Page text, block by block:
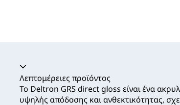
Ακορντεόν καταρρεύσει
Λεπτομέρειες προϊόντος
Το Deltron GRS direct gloss είναι ένα
υψηλής απόδοσης και ανθεκτικότητας,